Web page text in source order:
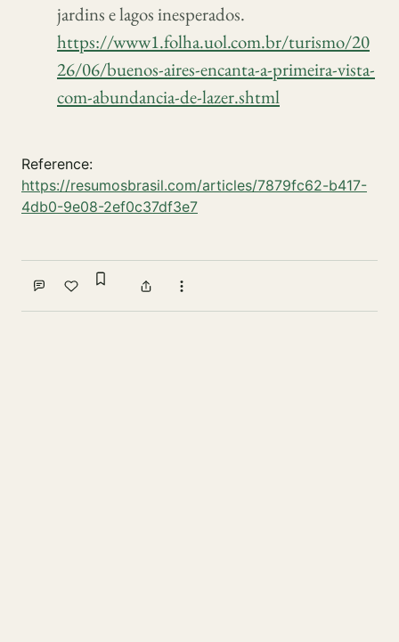
jardins e lagos inesperados.
https://www1.folha.uol.com.br/turismo/20
26/06/buenos-aires-encanta-a-primeira-vista-
com-abundancia-de-lazer.shtml
Reference:
https://resumosbrasil.com/articles/7879fc62-b417-
4db0-9e08-2ef0c37df3e7
Comment
Like
Sign in to bookmark
ShareMore actions